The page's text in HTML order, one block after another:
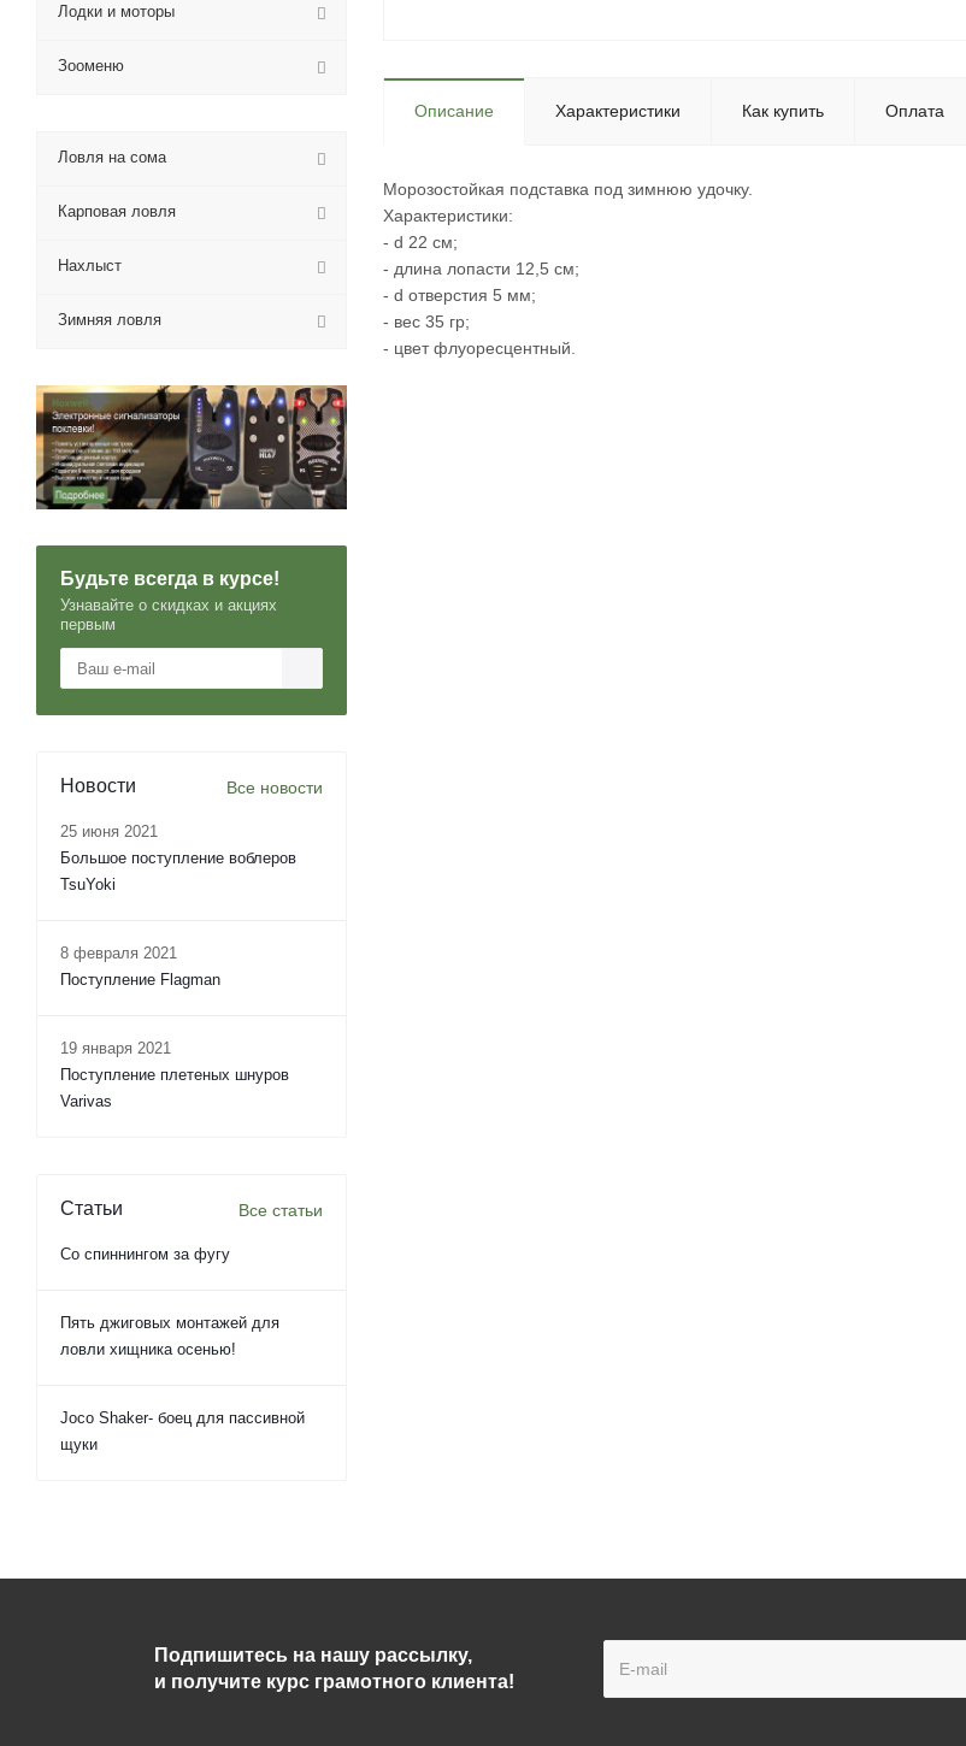
Описание Характеристики Как купить Оплата
Морозостойкая подставка под зимнюю удочку.
Характеристики:
- d 22 см;
- длина лопасти 12,5 см;
- d отверстия 5 мм;
- вес 35 гр;
- цвет флуоресцентный.
Лодки и моторы
Зооменю
Ловля на сома
Карповая ловля
Нахлыст
Зимняя ловля
Будьте всегда в курсе!
Узнавайте о скидках и акциях
первым
Новости Все новости
25 июня 2021
Большое поступление воблеров
TsuYoki
8 февраля 2021
Поступление Flagman
19 января 2021
Поступление плетеных шнуров
Varivas
Статьи Все статьи
Со спиннингом за фугу
Пять джиговых монтажей для
ловли хищника осенью!
Joco Shaker- боец для пассивной
щуки
Подпишитесь на нашу рассылку,
и получите курс грамотного клиента!